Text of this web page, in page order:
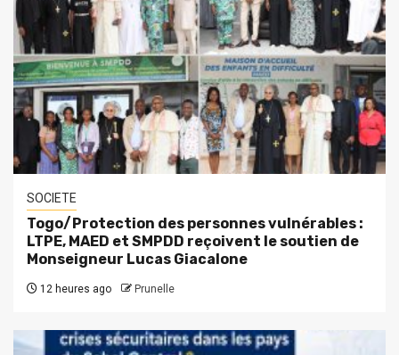
SOCIETE
Togo/Protection des personnes vulnérables :
LTPE, MAED et SMPDD reçoivent le soutien de
Monseigneur Lucas Giacalone
12 heures ago Prunelle